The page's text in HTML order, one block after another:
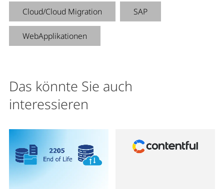
Cloud/Cloud Migration SAP
WebApplikationen
Das könnte Sie auch
interessieren